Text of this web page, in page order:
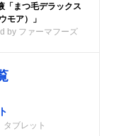
「まつ毛デラックス
モア）」
by ファーマフーズ
タブレット